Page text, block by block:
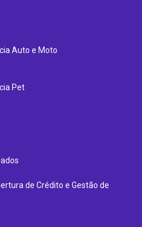
Auto e Moto
Pet
de Crédito e Gestão de